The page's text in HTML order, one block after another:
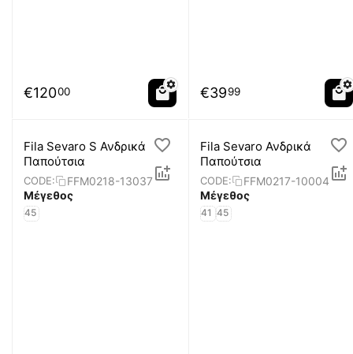
€12000 €3999
Fila Sevaro S Ανδρικά
Παπούτσια
CODE:
FFM0218-13037
Μέγεθος
45
Fila Sevaro Ανδρικά
Παπούτσια
CODE:
FFM0217-10004
Μέγεθος
41 45